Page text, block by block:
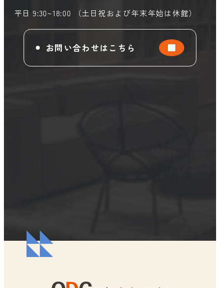
平日 9:30~18:00 （土日祝および年末年始は休館）
お問い合わせはこちら